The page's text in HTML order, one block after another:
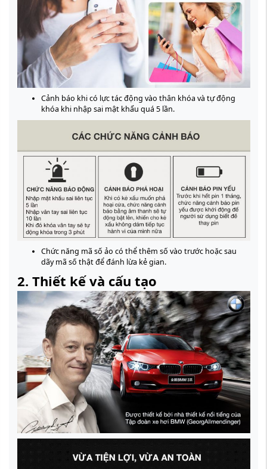
Cảnh báo khi có lực tác động vào thân khóa và tự động
khóa khi nhập sai mật khẩu quá 5 lần.
Chức năng mã số ảo có thể thêm số vào trước hoặc sau
dãy mã số thật để đánh lừa kẻ gian.
2. Thiết kế và cấu tạo